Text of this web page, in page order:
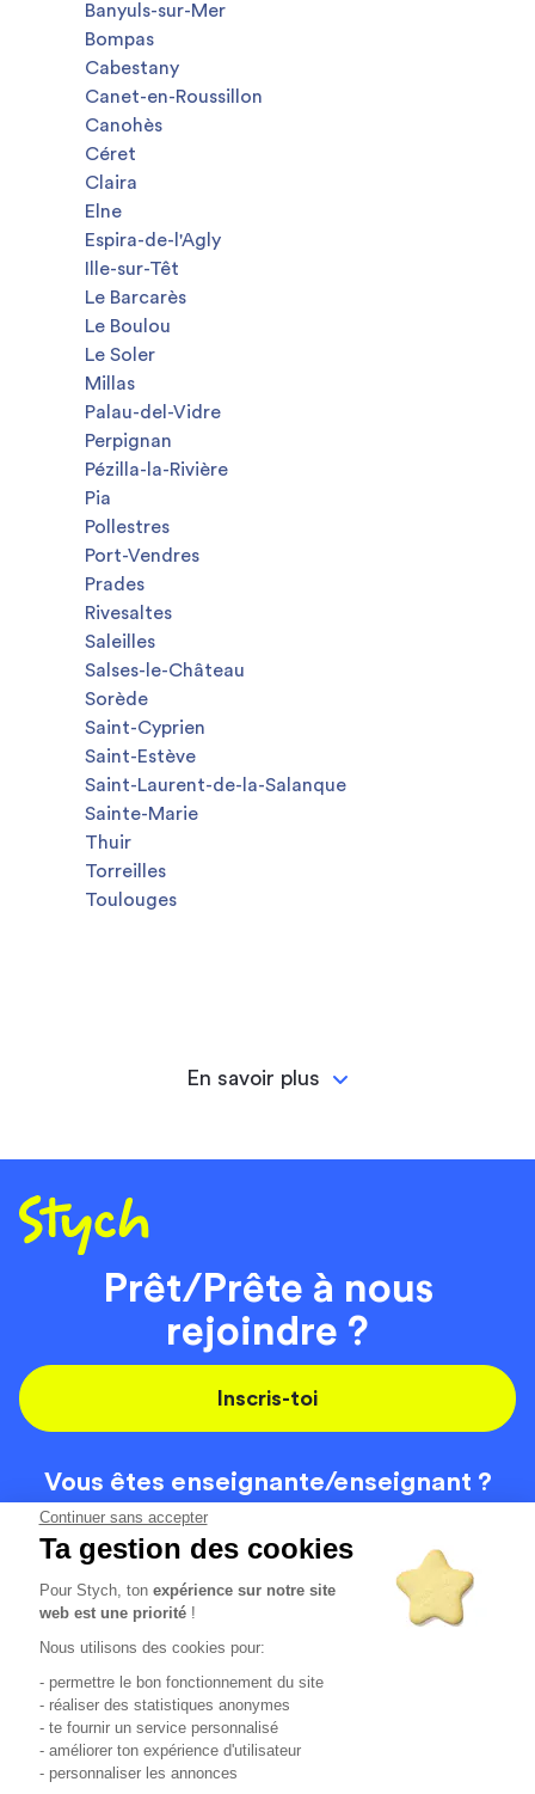
Continuer sans accepter
Ta gestion des cookies
Pour Stych, tonexpérience sur notre site
web est une priorité !
Nous utilisons des cookies pour:
- permettre le bon fonctionnement du site
- réaliser des statistiques anonymes
- te fournir un service personnalisé
- améliorer ton expérience d'utilisateur
- personnaliser les annonces
Banyuls-sur-Mer
Bompas
Cabestany
Canet-en-Roussillon
Canohès
Céret
Claira
Elne
Espira-de-l'Agly
Ille-sur-Têt
Le Barcarès
Le Boulou
Le Soler
Millas
Palau-del-Vidre
Perpignan
Pézilla-la-Rivière
Pia
Pollestres
Port-Vendres
Prades
Rivesaltes
Saleilles
Salses-le-Château
Sorède
Saint-Cyprien
Saint-Estève
Saint-Laurent-de-la-Salanque
Sainte-Marie
Thuir
Torreilles
Toulouges
En savoir plus
Prêt/Prête à nous
rejoindre ?
Inscris-toi
Vous êtes enseignante/enseignant ?
On recrute
Code de la route
Localisation
Contact
Tous les avis clients4.6/5 (51148 avis publiés)